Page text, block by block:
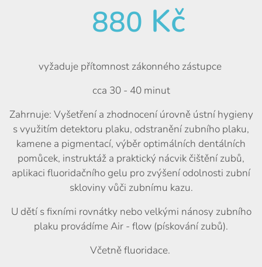
880 Kč
vyžaduje přítomnost zákonného zástupce
cca 30 - 40 minut
Zahrnuje: Vyšetření a zhodnocení úrovně ústní hygieny
s využitím detektoru plaku, odstranění zubního plaku,
kamene a pigmentací, výběr optimálních dentálních
pomůcek, instruktáž a praktický nácvik čištění zubů,
aplikaci fluoridačního gelu pro zvýšení odolnosti zubní
skloviny vůči zubnímu kazu.
U dětí s fixními rovnátky nebo velkými nánosy zubního
plaku provádíme Air - flow (pískování zubů).
Včetně fluoridace.